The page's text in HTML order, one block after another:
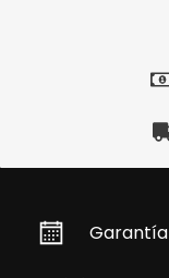
Garantía